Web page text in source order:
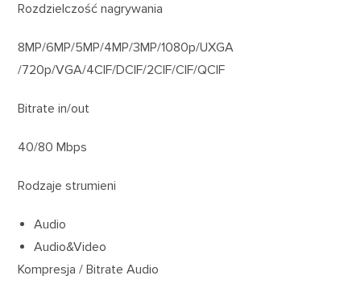
Rozdzielczość nagrywania
8MP/6MP/5MP/4MP/3MP/1080p/UXGA
/720p/VGA/4CIF/DCIF/2CIF/CIF/QCIF
Bitrate in/out
40/80 Mbps
Rodzaje strumieni
Audio
Audio&Video
Kompresja / Bitrate Audio